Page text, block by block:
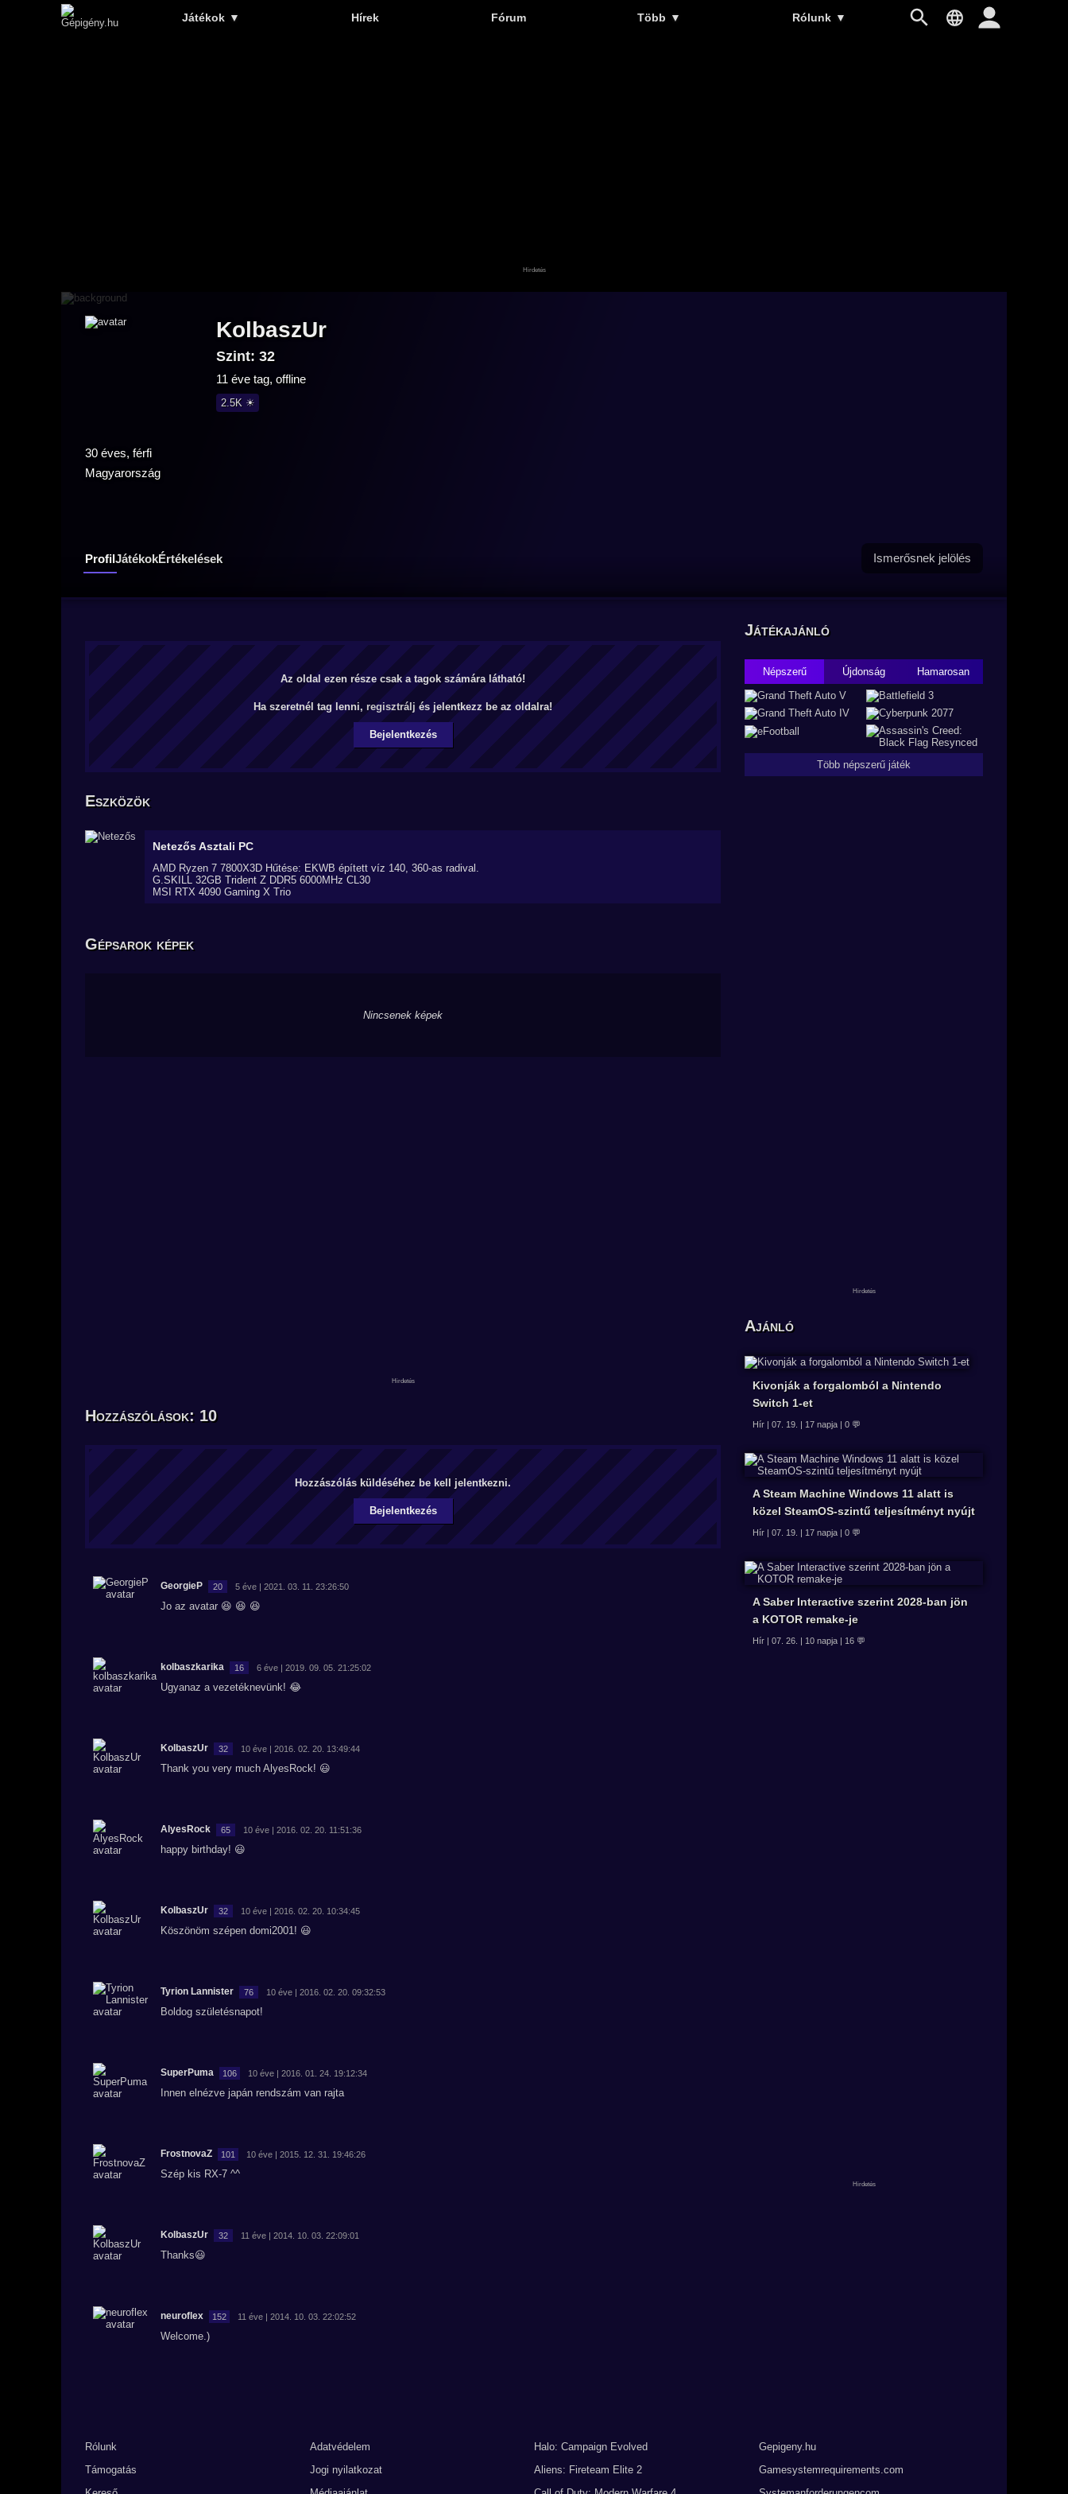
Játékok ▼ Hírek Fórum Több ▼ Rólunk ▼
KolbaszUr
Szint: 32
11 éve tag, offline
2.5K ☀
30 éves, férfi
Magyarország
ProfilJátékokÉrtékelések Ismerősnek jelölés
Az oldal ezen része csak a tagok számára látható!
Ha szeretnél tag lenni, regisztrálj és jelentkezz be az oldalra!
Bejelentkezés
Eszközök
NetezősAsztali PC
AMD Ryzen 7 7800X3D Hűtése: EKWB épített víz 140, 360-as radival.
G.SKILL 32GB Trident Z DDR5 6000MHz CL30
MSI RTX 4090 Gaming X Trio
Gépsarok képek
Nincsenek képek
Hozzászólások: 10
Hozzászólás küldéséhez be kell jelentkezni.
Bejelentkezés
GeorgieP 20 5 éve | 2021. 03. 11. 23:26:50
Jo az avatar 😆 😆 😆
kolbaszkarika 16 6 éve | 2019. 09. 05. 21:25:02
Ugyanaz a vezetéknevünk! 😂
KolbaszUr 32 10 éve | 2016. 02. 20. 13:49:44
Thank you very much AlyesRock! 😃
AlyesRock 65 10 éve | 2016. 02. 20. 11:51:36
happy birthday! 😃
KolbaszUr 32 10 éve | 2016. 02. 20. 10:34:45
Köszönöm szépen domi2001! 😃
Tyrion Lannister 76 10 éve | 2016. 02. 20. 09:32:53
Boldog születésnapot!
SuperPuma 106 10 éve | 2016. 01. 24. 19:12:34
Innen elnézve japán rendszám van rajta
FrostnovaZ 101 10 éve | 2015. 12. 31. 19:46:26
Szép kis RX-7 ^^
KolbaszUr 32 11 éve | 2014. 10. 03. 22:09:01
Thanks😃
neuroflex 152 11 éve | 2014. 10. 03. 22:02:52
Welcome.)
Játékajánló
Népszerű Újdonság Hamarosan
Több népszerű játék
Ajánló
Kivonják a forgalomból a Nintendo
Switch 1-et
Hír | 07. 19. | 17 napja | 0 💬
A Steam Machine Windows 11 alatt is
közel SteamOS-szintű teljesítményt nyújt
Hír | 07. 19. | 17 napja | 0 💬
A Saber Interactive szerint 2028-ban jön
a KOTOR remake-je
Hír | 07. 26. | 10 napja | 16 💬
Rólunk
Támogatás
Adatvédelem
Jogi nyilatkozat
Halo: Campaign Evolved
Aliens: Fireteam Elite 2
Gepigeny.hu
Gamesystemrequirements.com